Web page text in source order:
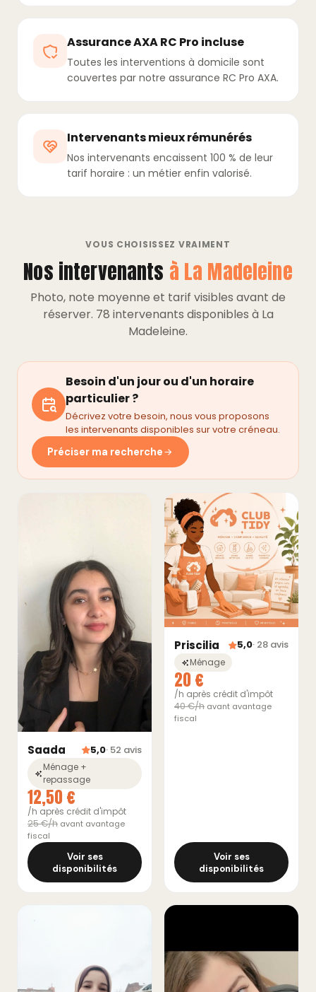
Assurance AXA RC Pro incluse
Toutes les interventions à domicile sont
couvertes par notre assurance RC Pro AXA.
Intervenants mieux rémunérés
Nos intervenants encaissent 100 % de leur
tarif horaire : un métier enfin valorisé.
VOUS CHOISISSEZ VRAIMENT
Nos intervenants à La Madeleine
Photo, note moyenne et tarif visibles avant de
réserver. 78 intervenants disponibles à La
Madeleine.
Besoin d'un jour ou d'un horaire
particulier ?
Décrivez votre besoin, nous vous proposons
les intervenants disponibles sur votre créneau.
Préciser ma recherche
Saada 5,0· 52 avis
Ménage +
repassage
12,50 €
/h après crédit d'impôt
25 €/h avant avantage
fiscal
Voir ses
disponibilités
Priscilia 5,0· 28 avis
Ménage
20 €
/h après crédit d'impôt
40 €/h avant avantage
fiscal
Voir ses
disponibilités